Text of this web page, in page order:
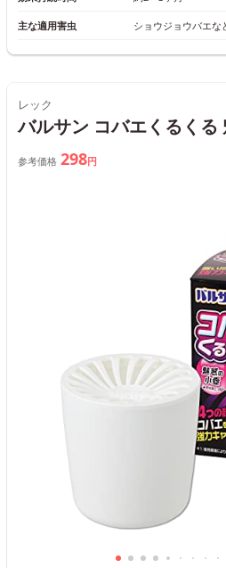
主な適用害虫 ショウジョウバエな
レック
バルサン コバエくるくる
参考価格 298円